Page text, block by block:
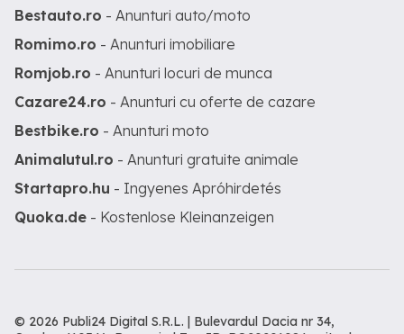
Bestauto.ro - Anunturi auto/moto
Romimo.ro - Anunturi imobiliare
Romjob.ro - Anunturi locuri de munca
Cazare24.ro - Anunturi cu oferte de cazare
Bestbike.ro - Anunturi moto
Animalutul.ro - Anunturi gratuite animale
Startapro.hu - Ingyenes Apróhirdetés
Quoka.de - Kostenlose Kleinanzeigen
© 2026 Publi24 Digital S.R.L. | Bulevardul Dacia nr 34,